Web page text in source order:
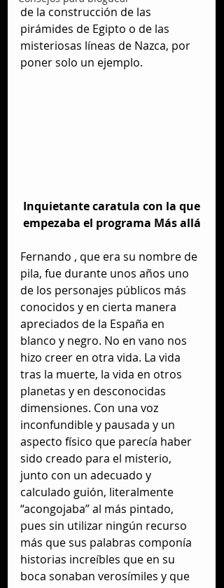
de la construcción de las
pirámides de Egipto o de las
misteriosas líneas de Nazca, por
poner solo un ejemplo.
empezaba el programa Más allá
Fernando , que era su nombre de
pila, fue durante unos años uno
de los personajes públicos más
conocidos y en cierta manera
apreciados de la España en
blanco y negro. No en vano nos
hizo creer en otra vida. La vida
tras la muerte, la vida en otros
planetas y en desconocidas
dimensiones. Con una voz
inconfundible y pausada y un
aspecto físico que parecía haber
sido creado para el misterio,
junto con un adecuado y
calculado guión, literalmente
“acongojaba” al más pintado,
pues sin utilizar ningún recurso
más que sus palabras componía
historias increíbles que en su
boca sonaban verosímiles y que